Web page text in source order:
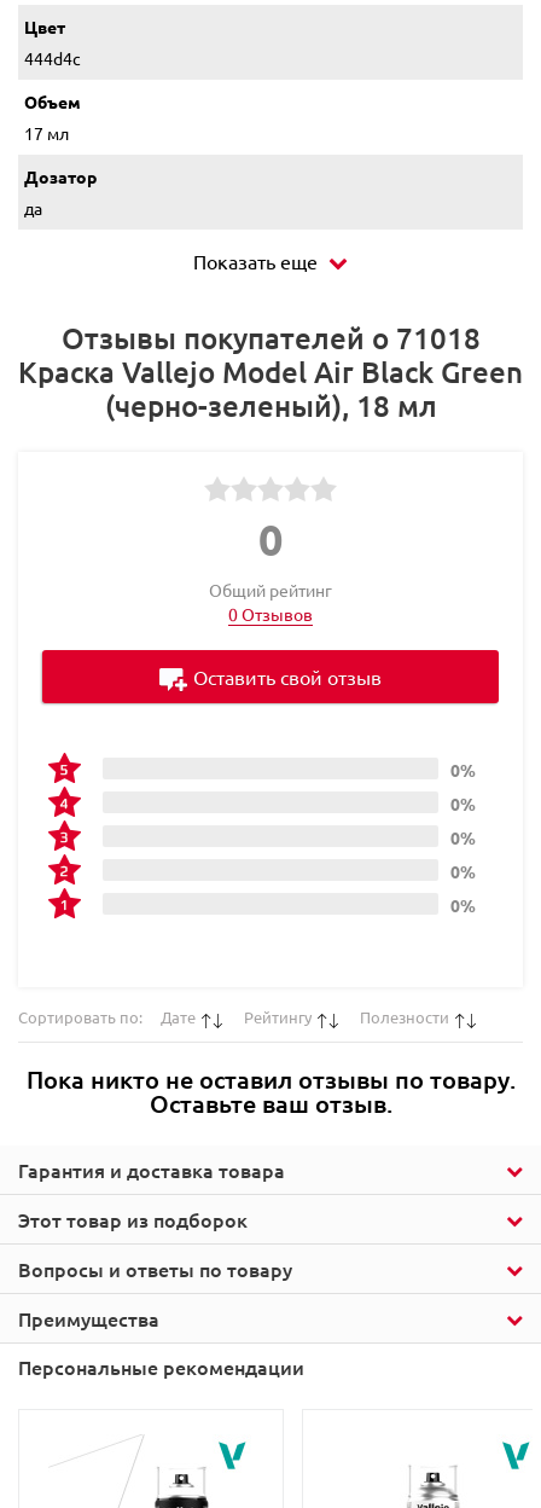
Цвет
444d4c
Объем
17 мл
Дозатор
да
Показать еще
Этот товар из подборок
Гарантия и доставка товара
Отзывы покупателей о 71018
Краска Vallejo Model Air Black Green
(черно-зеленый), 18 мл
0
Общий рейтинг
0 Отзывов
0%
0%
0%
0%
0%
Оставить свой отзыв
Сортировать по: Дате Рейтингу Полезности
Пока никто не оставил отзывы по товару.
Оставьте ваш отзыв.
Вопросы и ответы по товару
Преимущества
Персональные рекомендации